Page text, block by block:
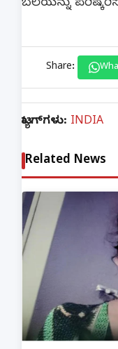
ಬೆಲೆಯನ್ನು
Share:
ಟ್ಯಾಗ್‌ಗಳು: INDIA
Related News